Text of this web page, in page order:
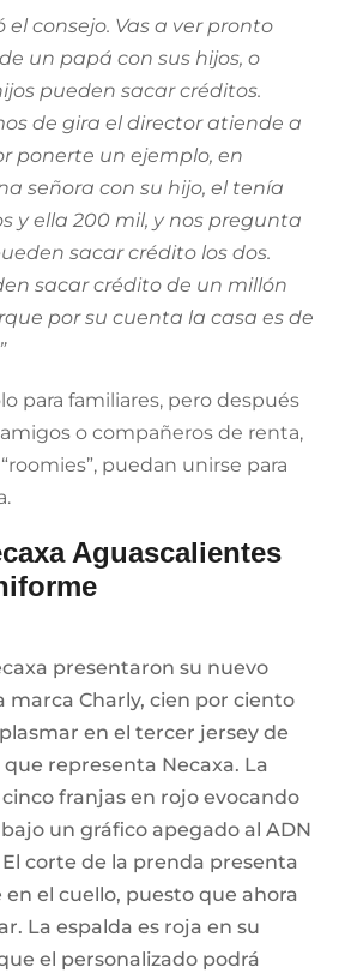
el consejo. Vas a ver pronto
un papá con sus hijos, o
pueden sacar créditos.
de gira el director atiende a
ponerte un ejemplo, en
señora con su hijo, el tenía
y ella 200 mil, y nos pregunta
sacar crédito los dos.
sacar crédito de un millón
por su cuenta la casa es de
para familiares, pero después
o compañeros de renta,
puedan unirse para
Aguascalientes
presentaron su nuevo
marca Charly, cien por ciento
en el tercer jersey de
que representa Necaxa. La
franjas en rojo evocando
un gráfico apegado al ADN
corte de la prenda presenta
el cuello, puesto que ahora
La espalda es roja en su
el personalizado podrá